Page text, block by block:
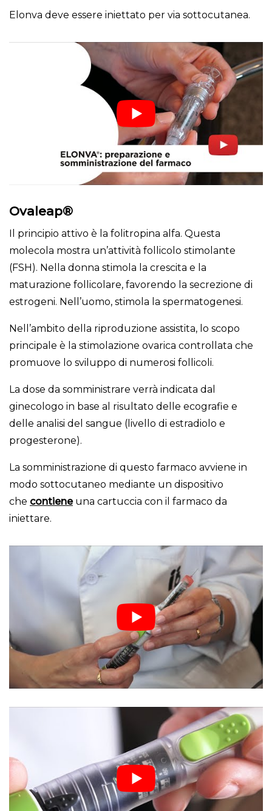
Elonva deve essere iniettato per via sottocutanea.
Ovaleap®
Il principio attivo è la folitropina alfa. Questa
molecola mostra un’attività follicolo stimolante
(FSH). Nella donna stimola la crescita e la
maturazione follicolare, favorendo la secrezione di
estrogeni. Nell’uomo, stimola la spermatogenesi.
Nell’ambito della riproduzione assistita, lo scopo
principale è la stimolazione ovarica controllata che
promuove lo sviluppo di numerosi follicoli.
La dose da somministrare verrà indicata dal
ginecologo in base al risultato delle ecografie e
delle analisi del sangue (livello di estradiolo e
progesterone).
La somministrazione di questo farmaco avviene in
modo sottocutaneo mediante un dispositivo
che contieneuna cartuccia con il farmaco da
iniettare.